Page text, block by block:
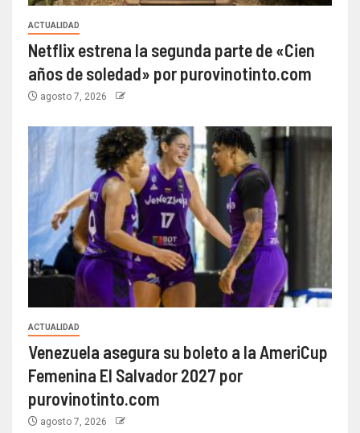
ACTUALIDAD
Netflix estrena la segunda parte de «Cien
años de soledad» por purovinotinto.com
agosto 7, 2026
ACTUALIDAD
Venezuela asegura su boleto a la AmeriCup
Femenina El Salvador 2027 por
purovinotinto.com
agosto 7, 2026